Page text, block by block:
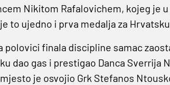
Nikitom Rafalovichem, kojeg je
to ujedno i prva medalja za
polovici finala discipline samac
dao gas i prestigao Danca Sverrija
mjesto je osvojio Grk Stefanos